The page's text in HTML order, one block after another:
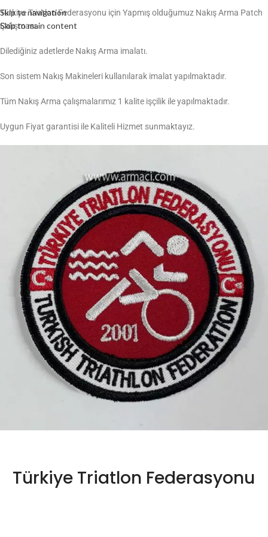
Skip to navigation
Skip to main content
Türkiye Triatlon Federasyonu için Yapmış olduğumuz Nakış Arma Patch
Çalışması.
Dilediğiniz adetlerde Nakış Arma imalatı.
Son sistem Nakış Makineleri kullanılarak imalat yapılmaktadır.
Tüm Nakış Arma çalışmalarımız 1 kalite işçilik ile yapılmaktadır.
Uygun Fiyat garantisi ile Kaliteli Hizmet sunmaktayız.
Türkiye Triatlon Federasyonu